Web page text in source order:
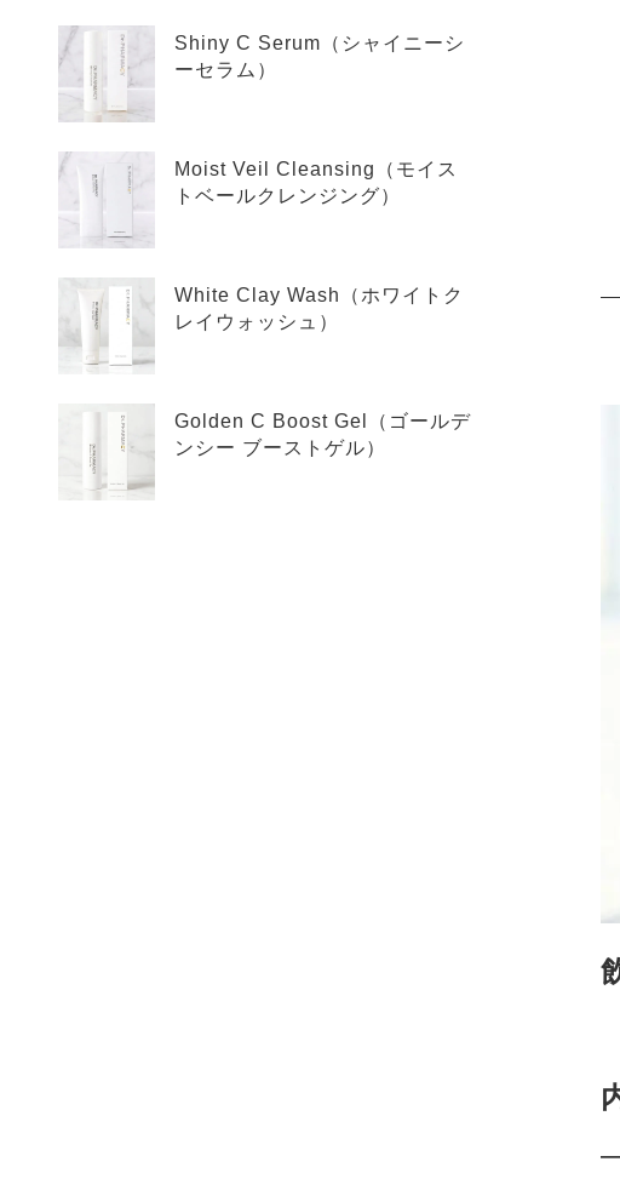
Shiny C Serum（シャイニーシ
ーセラム）
Moist Veil Cleansing（モイス
トベールクレンジング）
White Clay Wash（ホワイトク
レイウォッシュ）
Golden C Boost Gel（ゴールデ
ンシー ブーストゲル）